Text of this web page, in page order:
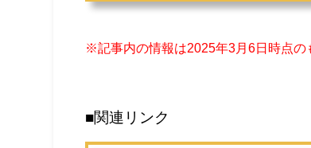
※記事内の情報は2025年3月6日時点の
■関連リンク